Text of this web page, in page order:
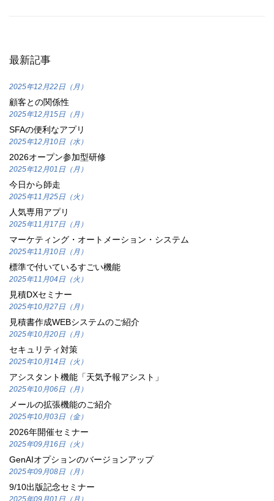
最新記事
2025年12月22日（月）
顧客との関係性
2025年12月15日（月）
SFAの便利なアプリ
2025年12月10日（水）
2026オープン参加型研修
2025年12月01日（月）
今日から師走
2025年11月25日（火）
人気専用アプリ
2025年11月17日（月）
マーケティング・オートメーション・システム
2025年11月10日（月）
標準で付いているすごい機能
2025年11月04日（火）
見積DXセミナー
2025年10月27日（月）
見積書作成WEBシステムのご紹介
2025年10月20日（月）
セキュリティ対策
2025年10月14日（火）
アシスタント機能「天気予報アシスト」
2025年10月06日（月）
メールの拡張機能のご紹介
2025年10月03日（金）
2026年開催セミナー
2025年09月16日（火）
GenAIオプションのバージョンアップ
2025年09月08日（月）
9/10出版記念セミナー